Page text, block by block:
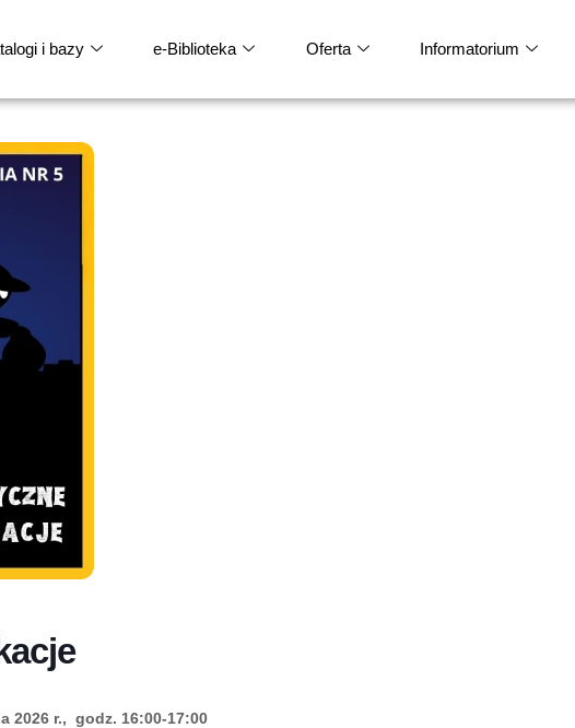
i bazy e-Biblioteka Oferta Informatorium
2026 r., godz. 16:00-17:00